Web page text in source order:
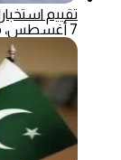
تقييم
7 أغسطس، 2026